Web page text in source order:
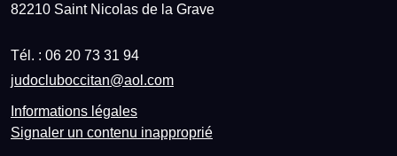
82210 Saint Nicolas de la Grave
Tél. : 06 20 73 31 94
judocluboccitan@aol.com
Informations légales
Signaler un contenu inapproprié